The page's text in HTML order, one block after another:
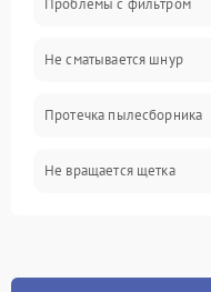
Проблемы с фильтром
Не сматывается шнур
Протечка пылесборника
Не вращается щетка
Поломка контейнера для